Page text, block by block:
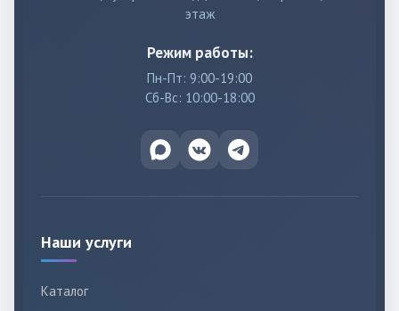
этаж
Режим работы:
Пн-Пт: 9:00-19:00
Сб-Вс: 10:00-18:00
Наши услуги
Каталог